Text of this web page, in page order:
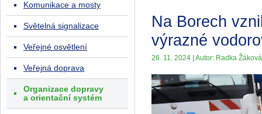
Na Borech
výrazné
26. 11. 2024 | Autor: Radka Žáková
Komunikace a mosty
Světelná signalizace
Veřejné osvětlení
Veřejná doprava
Organizace dopravy
a orientační systém